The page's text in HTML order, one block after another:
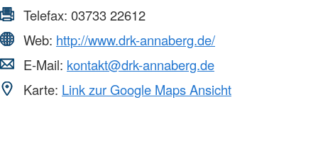
Telefax: 03733 22612
Web: http://www.drk-annaberg.de/
E-Mail: kontakt@drk-annaberg.de
Karte: Link zur Google Maps Ansicht